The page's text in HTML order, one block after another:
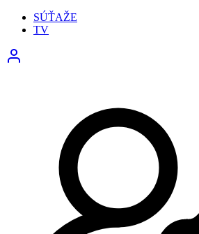
SÚŤAŽE
TV